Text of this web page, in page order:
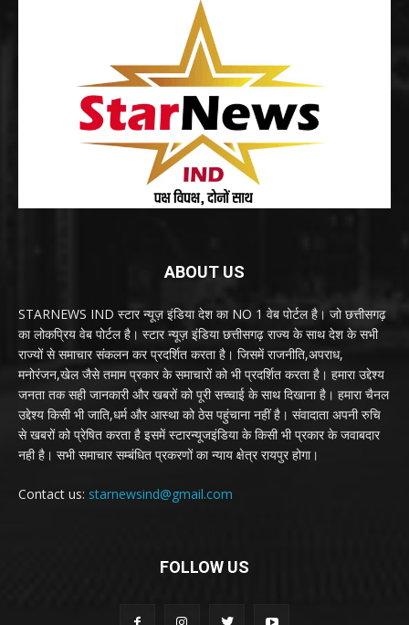
ABOUT US
STARNEWS IND स्टार न्यूज़ इंडिया देश का NO 1 वेब पोर्टल है। जो छत्तीसगढ़
का लोकप्रिय वेब पोर्टल है। स्टार न्यूज़ इंडिया छत्तीसगढ़ राज्य के साथ देश के सभी
राज्यों से समाचार संकलन कर प्रदर्शित करता है। जिसमें राजनीति,अपराध,
मनोरंजन,खेल जैसे तमाम प्रकार के समाचारों को भी प्रदर्शित करता है। हमारा उद्देश्य
जनता तक सही जानकारी और खबरों को पूरी सच्चाई के साथ दिखाना है। हमारा चैनल
उद्देश्य किसी भी जाति,धर्म और आस्था को ठेस पहुंचाना नहीं है। संवादाता अपनी रुचि
से खबरों को प्रेषित करता है इसमें स्टारन्यूजइंडिया के किसी भी प्रकार के जवाबदार
नही है। सभी समाचार सम्बंधित प्रकरणों का न्याय क्षेत्र रायपुर होगा।
Contact us: starnewsind@gmail.com
FOLLOW US